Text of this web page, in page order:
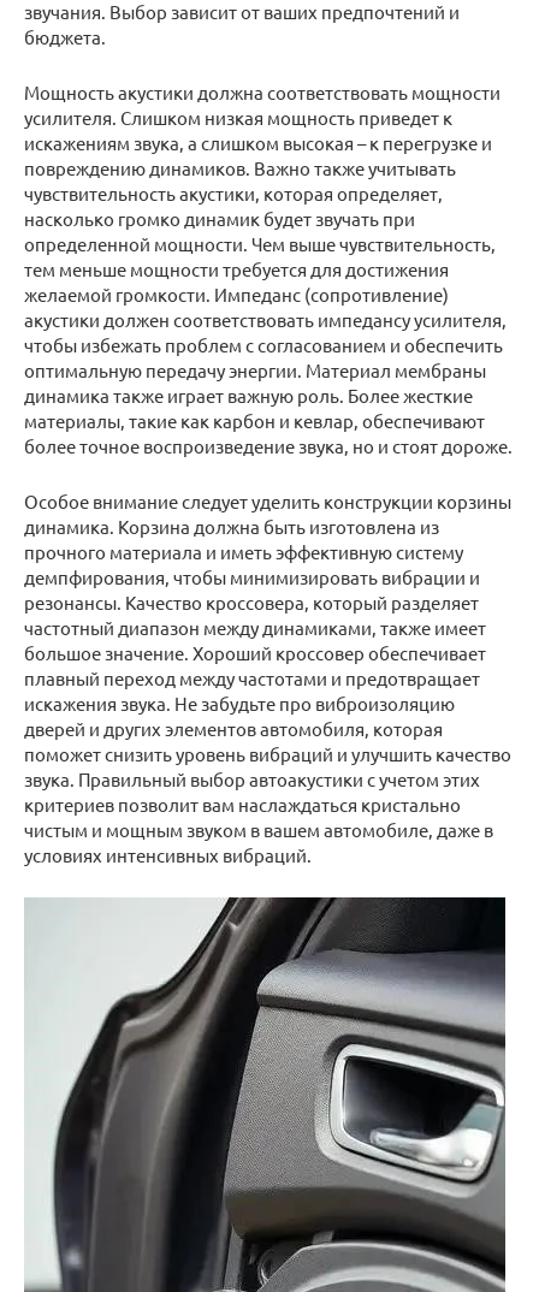
звучания. Выбор зависит от ваших предпочтений и
бюджета.
Мощность акустики должна соответствовать мощности
усилителя. Слишком низкая мощность приведет к
искажениям звука, а слишком высокая – к перегрузке и
повреждению динамиков. Важно также учитывать
чувствительность акустики, которая определяет,
насколько громко динамик будет звучать при
определенной мощности. Чем выше чувствительность,
тем меньше мощности требуется для достижения
желаемой громкости. Импеданс (сопротивление)
акустики должен соответствовать импедансу усилителя,
чтобы избежать проблем с согласованием и обеспечить
оптимальную передачу энергии. Материал мембраны
динамика также играет важную роль. Более жесткие
материалы, такие как карбон и кевлар, обеспечивают
более точное воспроизведение звука, но и стоят дороже.
Особое внимание следует уделить конструкции корзины
динамика. Корзина должна быть изготовлена из
прочного материала и иметь эффективную систему
демпфирования, чтобы минимизировать вибрации и
резонансы. Качество кроссовера, который разделяет
частотный диапазон между динамиками, также имеет
большое значение. Хороший кроссовер обеспечивает
плавный переход между частотами и предотвращает
искажения звука. Не забудьте про виброизоляцию
дверей и других элементов автомобиля, которая
поможет снизить уровень вибраций и улучшить качество
звука. Правильный выбор автоакустики с учетом этих
критериев позволит вам наслаждаться кристально
чистым и мощным звуком в вашем автомобиле, даже в
условиях интенсивных вибраций.